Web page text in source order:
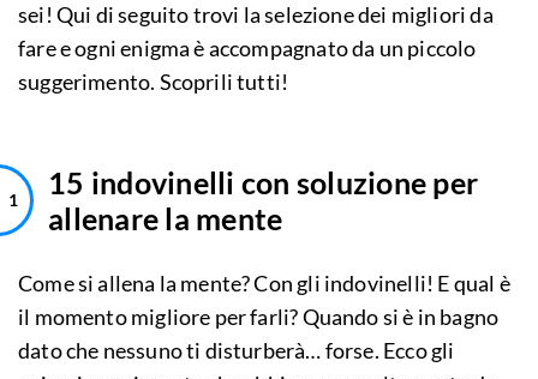
sei! Qui di seguito trovi la selezione dei migliori da
fare e ogni enigma è accompagnato da un piccolo
suggerimento. Scoprili tutti!
15 indovinelli con soluzione per
allenare la mente
Come si allena la mente? Con gli indovinelli! E qual è
il momento migliore per farli? Quando si è in bagno
dato che nessuno ti disturberà… forse. Ecco gli